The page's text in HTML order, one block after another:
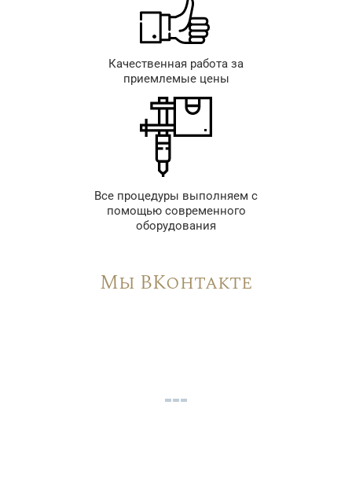
Качественная работа за
приемлемые цены
Все процедуры выполняем с
помощью современного
оборудования
Мы ВКонтакте